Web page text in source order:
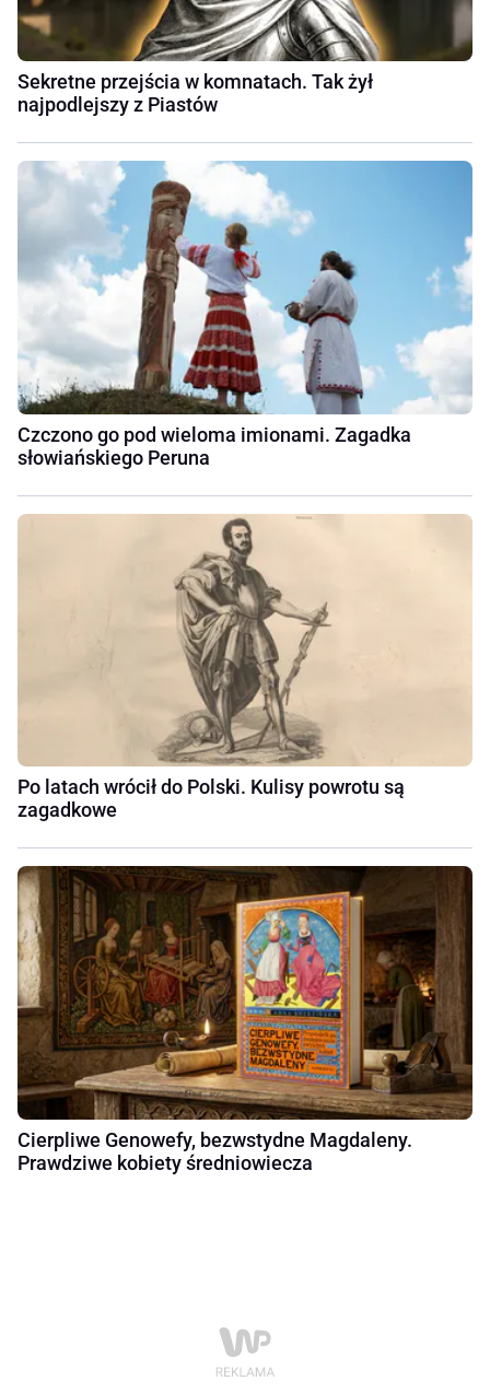
Sekretne przejścia w komnatach. Tak żył
najpodlejszy z Piastów
Czczono go pod wieloma imionami. Zagadka
słowiańskiego Peruna
Po latach wrócił do Polski. Kulisy powrotu są
zagadkowe
Cierpliwe Genowefy, bezwstydne Magdaleny.
Prawdziwe kobiety średniowiecza